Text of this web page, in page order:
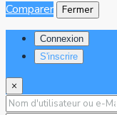
Comparer
Fermer
Connexion
S'inscrire
×